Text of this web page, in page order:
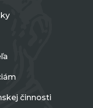
činnosti